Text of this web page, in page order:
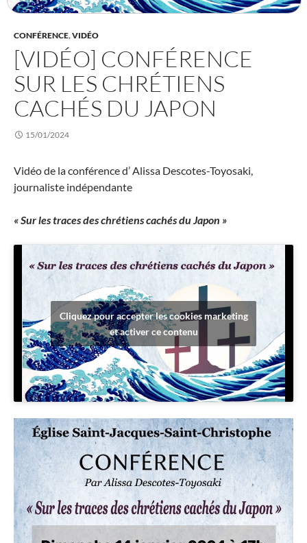
CONFÉRENCE,VIDÉO
[VIDÉO] CONFÉRENCE
SUR LES CHRÉTIENS
CACHÉS DU JAPON
15/01/2024
Vidéo de la conférence d’ Alissa Descotes-Toyosaki,
journaliste indépendante
« Sur les traces des chrétiens cachés du Japon »
Cliquez pour accepter les cookies marketing
et activer ce contenu